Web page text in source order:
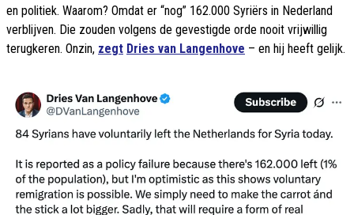
en politiek. Waarom? Omdat er “nog” 162.000 Syriërs in Nederland
verblijven. Die zouden volgens de gevestigde orde nooit vrijwillig
terugkeren. Onzin, zegt Dries van Langenhove – en hij heeft gelijk.